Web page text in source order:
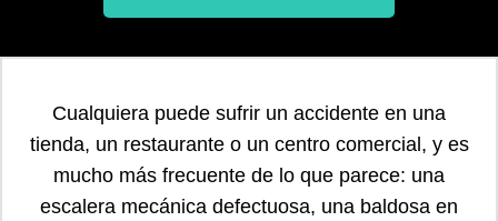
Cualquiera puede sufrir un accidente en una
tienda, un restaurante o un centro comercial, y es
mucho más frecuente de lo que parece: una
escalera mecánica defectuosa, una baldosa en